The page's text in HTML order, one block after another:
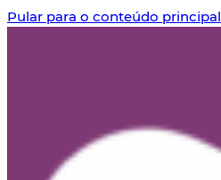
Pular para o conteúdo principal